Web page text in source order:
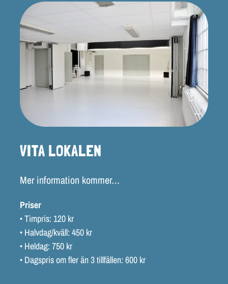
VITA LOKALEN
Mer information kommer…
Priser
• Timpris: 120 kr
• Halvdag/kväll: 450 kr
• Heldag: 750 kr
• Dagspris om fler än 3 tillfällen: 600 kr